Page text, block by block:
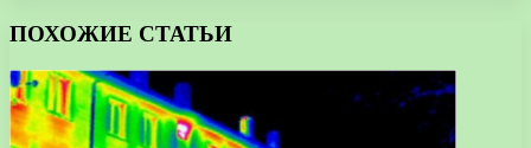
ПОХОЖИЕ СТАТЬИ